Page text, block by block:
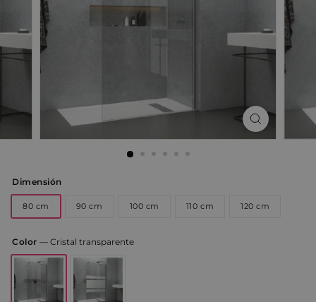
Dimensión
80 cm 90 cm 100 cm 110 cm 120 cm
Color—Cristal transparente